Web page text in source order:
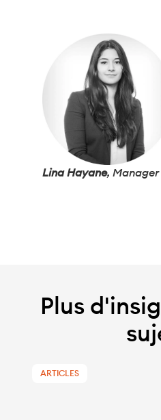
Lina Hayane, Manager
Plus
ARTICLES